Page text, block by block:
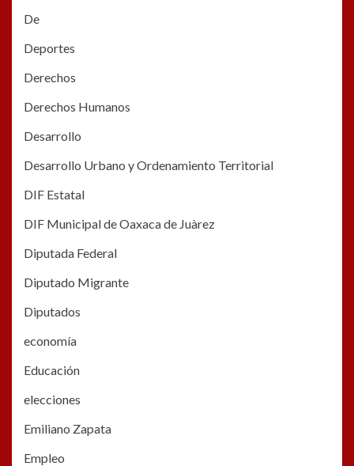
De
Deportes
Derechos
Derechos Humanos
Desarrollo
Desarrollo Urbano y Ordenamiento Territorial
DIF Estatal
DIF Municipal de Oaxaca de Juàrez
Diputada Federal
Diputado Migrante
Diputados
economía
Educación
elecciones
Emiliano Zapata
Empleo